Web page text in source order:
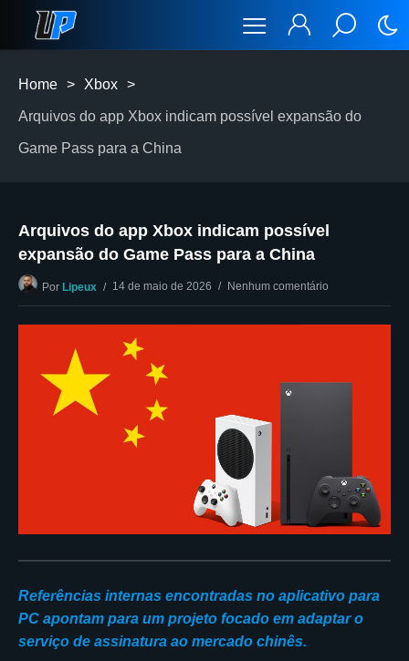
Home > Xbox >
Arquivos do app Xbox indicam possível expansão do
Game Pass para a China
Arquivos do app Xbox indicam possível
expansão do Game Pass para a China
Por Lipeux 14 de maio de 2026 Nenhum comentário
Referências internas encontradas no aplicativo para
PC apontam para um projeto focado em adaptar o
serviço de assinatura ao mercado chinês.